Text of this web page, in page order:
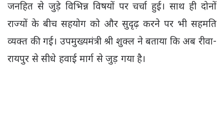
जनहित से जुड़े विभिन्न विषयों पर चर्चा हुई। साथ ही दोनों
राज्यों के बीच सहयोग को और सुदृढ़ करने पर भी सहमति
व्यक्त की गई। उपमुख्यमंत्री श्री शुक्ल ने बताया कि अब रीवा-
रायपुर से सीधे हवाई मार्ग से जुड़ गया है।